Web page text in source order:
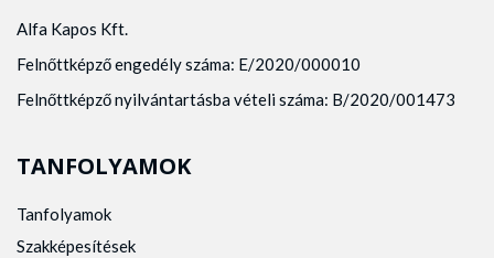
Alfa Kapos Kft.
Felnőttképző engedély száma: E/2020/000010
Felnőttképző nyilvántartásba vételi száma: B/2020/001473
TANFOLYAMOK
Tanfolyamok
Szakképesítések